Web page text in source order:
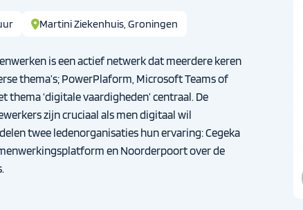
Martini Ziekenhuis, Groningen
is een actief netwerk dat meerdere keren
thema’s; PowerPlaform, Microsoft Teams of
thema ‘digitale vaardigheden’ centraal. De
zijn cruciaal als men digitaal wil
twee ledenorganisaties hun ervaring: Cegeka
en Noorderpoort over de